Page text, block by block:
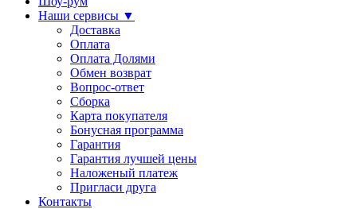
Наши сервисы ▼
Доставка
Оплата
Оплата Долями
Обмен возврат
Вопрос-ответ
Сборка
Карта покупателя
Бонусная программа
Гарантия
Гарантия лучшей цены
Наложеный платеж
Пригласи друга
Контакты